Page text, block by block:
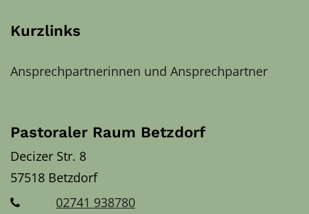
Kurzlinks
Ansprechpartnerinnen und Ansprechpartner
Pastoraler Raum Betzdorf
Decizer Str. 8
57518 Betzdorf
02741 938780